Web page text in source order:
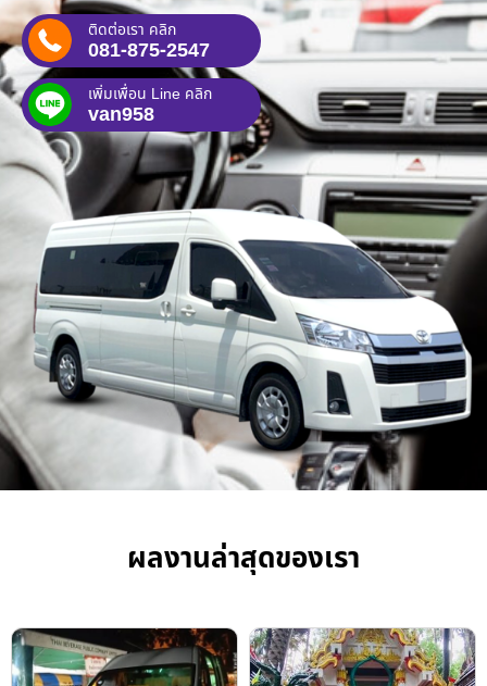
ติดต่อเรา คลิก
081-875-2547
เพิ่มเพื่อน Line คลิก
van958
ผลงานล่าสุดของเรา